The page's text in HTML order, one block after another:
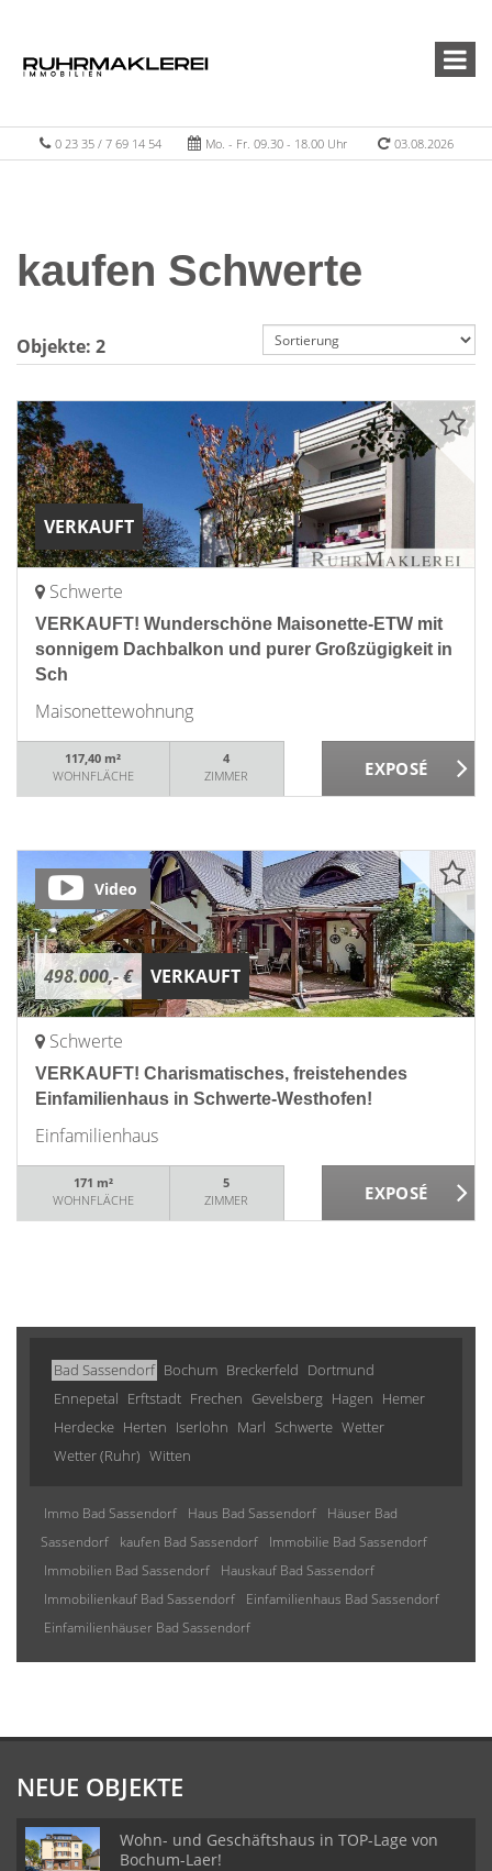
0 23 35 / 7 69 14 54 Mo. - Fr. 09.30 - 18.00 Uhr 03.08.2026
kaufen Schwerte
Objekte: 2
VERKAUFT
Schwerte
VERKAUFT! Wunderschöne Maisonette-ETW mit
sonnigem Dachbalkon und purer Großzügigkeit in
Sch
Maisonettewohnung
117,40 m²
WOHNFLÄCHE
4
ZIMMER
498.000,- € VERKAUFT
Video
Schwerte
VERKAUFT! Charismatisches, freistehendes
Einfamilienhaus in Schwerte-Westhofen!
Einfamilienhaus
171 m²
WOHNFLÄCHE
5
ZIMMER
Bad Sassendorf Bochum Breckerfeld Dortmund
Ennepetal Erftstadt Frechen Gevelsberg Hagen Hemer
Herdecke Herten Iserlohn Marl Schwerte Wetter
Wetter (Ruhr) Witten
Immo Bad Sassendorf Haus Bad Sassendorf
Häuser Bad
Sassendorf
kaufen Bad Sassendorf
Immobilie Bad Sassendorf
Immobilien Bad Sassendorf
Hauskauf Bad Sassendorf
Immobilienkauf Bad Sassendorf
Einfamilienhaus Bad Sassendorf
Einfamilienhäuser Bad Sassendorf
NEUE OBJEKTE
Wohn- und Geschäftshaus in TOP-Lage von
Bochum-Laer!